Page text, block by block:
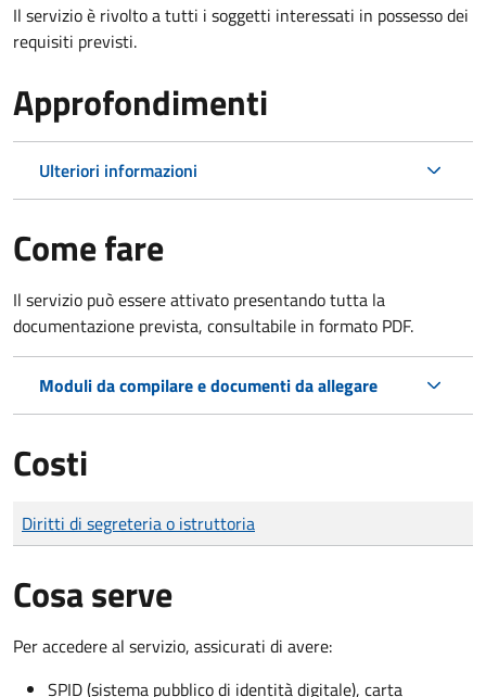
Il servizio è rivolto a tutti i soggetti interessati in possesso dei
requisiti previsti.
Approfondimenti
Ulteriori informazioni
Come fare
Il servizio può essere attivato presentando tutta la
documentazione prevista, consultabile in formato PDF.
Moduli da compilare e documenti da allegare
Costi
Tipo di pagamento
Importo
Diritti di segreteria o istruttoria
Cosa serve
Per accedere al servizio, assicurati di avere:
SPID (sistema pubblico di identità digitale), carta